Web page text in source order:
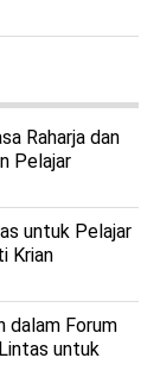
Raharja dan
Pelajar
untuk Pelajar
Krian
dalam Forum
untuk